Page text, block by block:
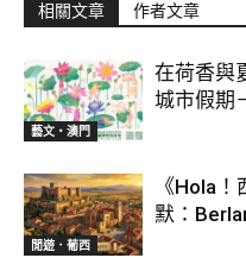
相關文章 作者文章
藝文‧澳門
在荷香與
城市假期
閒遊．葡西
《Hola
默：